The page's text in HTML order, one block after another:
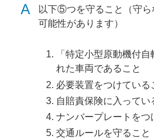
A
以下⑤つを守ること（守ら
可能性があります）
「特定小型原動機付
れた車両であること
必要装置をつけている
自賠責保険に入ってい
ナンバープレートをつ
交通ルールを守ること